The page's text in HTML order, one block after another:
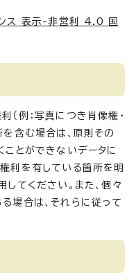
ンス 表示-非営利 4.0 国
（例：写真につき肖像権・
を含む場合は、原則その
ことができないデータに
利を有している箇所を明
てください。また、個々
場合は、それらに従って